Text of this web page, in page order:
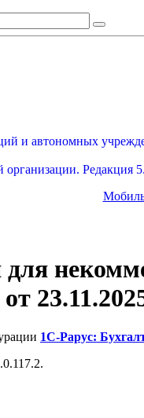
и автономных
организации. Редакция
1С-Рарус: